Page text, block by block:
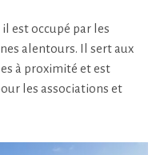
est occupé par les
alentours. Il sert aux
à proximité et est
les associations et